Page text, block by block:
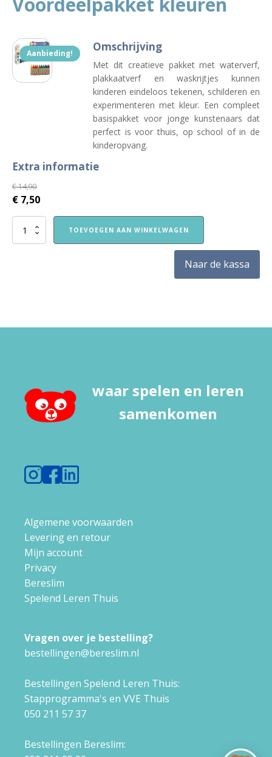
Aanbieding! Omschrijving
Met dit creatieve pakket met waterverf,
plakkaatverf en waskrijtjes kunnen
kinderen eindeloos tekenen, schilderen en
experimenteren met kleur. Een compleet
basispakket voor jonge kunstenaars dat
perfect is voor thuis, op school of in de
kinderopvang.
Extra informatie
€14,90
€ 7,50
Voordeelpakket
TOEVOEGEN AAN WINKELWAGEN
Naar de kassa
waar spelen en leren
samenkomen
Algemene voorwaarden
Levering en retour
Mijn account
Privacy
Bereslim
Spelend Leren Thuis
Vragen over je bestelling?
bestellingen@bereslim.nl
Bestellingen Spelend Leren Thuis:
Stapprogramma's en VVE Thuis
050 211 57 37
Bestellingen Bereslim: